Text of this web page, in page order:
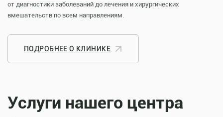
от диагностики заболеваний до лечения и хирургических
вмешательств по всем направлениям.
ПОДРОБНЕЕ О КЛИНИКЕ
Услуги нашего центра